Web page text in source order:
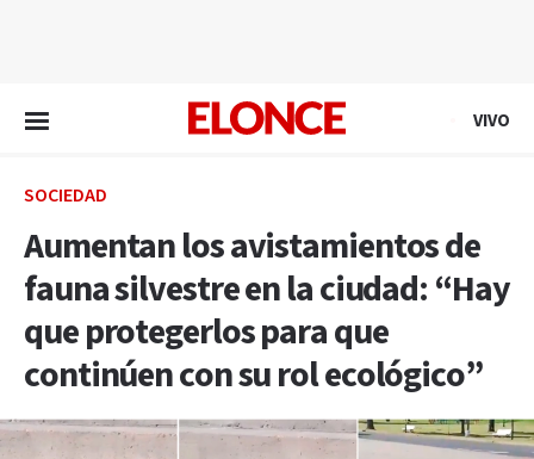
VIVO
SOCIEDAD
Aumentan los avistamientos de
fauna silvestre en la ciudad: “Hay
que protegerlos para que
continúen con su rol ecológico”